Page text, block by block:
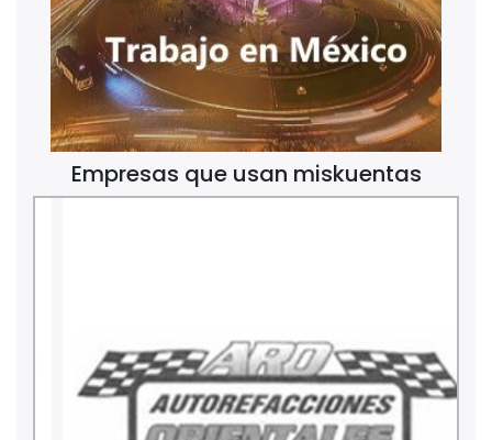
Empresas que usan miskuentas